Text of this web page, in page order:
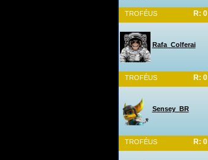
TROFÉUS R: 0
Rafa_Colferai
TROFÉUS R: 0
Sensey_BR
TROFÉUS R: 0